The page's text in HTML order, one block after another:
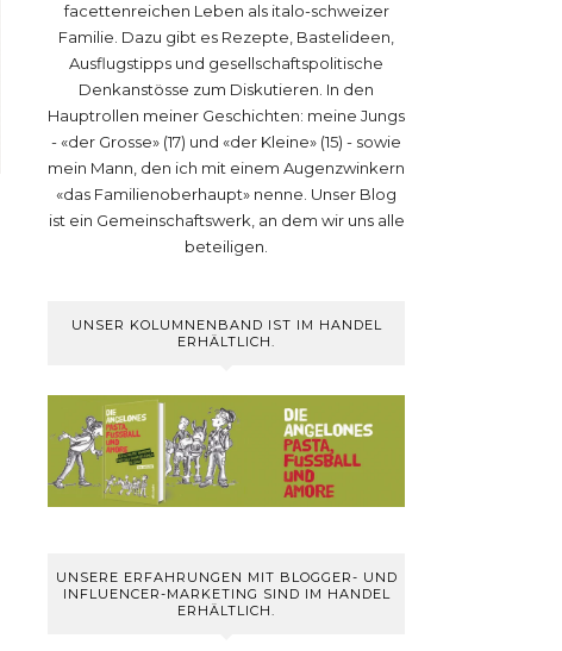
facettenreichen Leben als italo-schweizer
Familie. Dazu gibt es Rezepte, Bastelideen,
Ausflugstipps und gesellschaftspolitische
Denkanstösse zum Diskutieren. In den
Hauptrollen meiner Geschichten: meine Jungs
- «der Grosse» (17) und «der Kleine» (15) - sowie
mein Mann, den ich mit einem Augenzwinkern
«das Familienoberhaupt» nenne. Unser Blog
ist ein Gemeinschaftswerk, an dem wir uns alle
beteiligen.
UNSER KOLUMNENBAND IST IM HANDEL
ERHÄLTLICH.
UNSERE ERFAHRUNGEN MIT BLOGGER- UND
INFLUENCER-MARKETING SIND IM HANDEL
ERHÄLTLICH.